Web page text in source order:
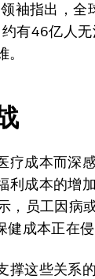
袖指出，全
约有46亿人
疗成本而深
利成本的增
，员工因病
成本正在
撑这些关系